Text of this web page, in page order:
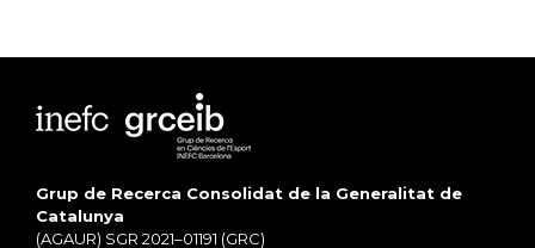
Grup de Recerca Consolidat de la Generalitat de
Catalunya
(AGAUR) SGR 2021–01191 (GRC)